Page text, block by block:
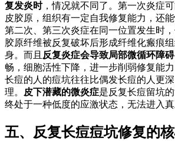
复发炎时，情况就不同了。第一次炎症
皮胶原，组织有一定自我修复能力，还
第二次、第三次炎症在同一位置发生时
胶原纤维被反复破坏后形成纤维化瘢痕
身。而且 反复炎症会导致局部微循环障碍
畅，细胞活性下降，进一步削弱修复能
长痘的人的痘坑往往比偶发长痘的人更
理。
皮下潜藏的微炎症是反复长痘留坑
终处于一种低度的应激状态，无法进入真
五、反复长痘痘坑修复的